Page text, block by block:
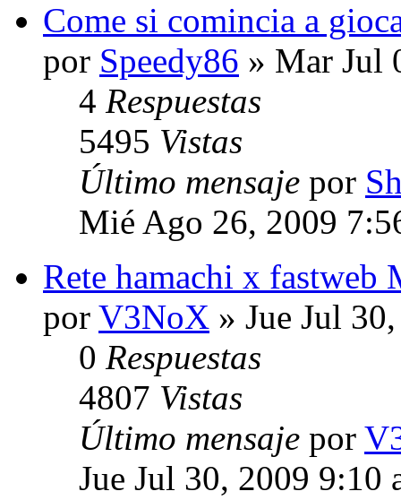
Come si comincia a
por Speedy86 » Mar Jul
4 Respuestas
5495 Vistas
Último mensaje por
Mié Ago 26, 2009
Rete hamachi x fastweb
por V3NoX » Jue Jul
0 Respuestas
4807 Vistas
Último mensaje por
Jue Jul 30, 2009 9:10